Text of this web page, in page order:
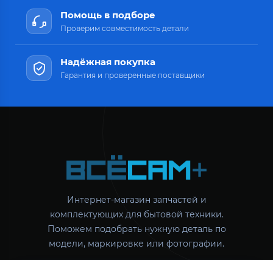
Помощь в подборе
Проверим совместимость детали
Надёжная покупка
Гарантия и проверенные поставщики
Интернет-магазин запчастей и
комплектующих для бытовой техники.
Поможем подобрать нужную деталь по
модели, маркировке или фотографии.